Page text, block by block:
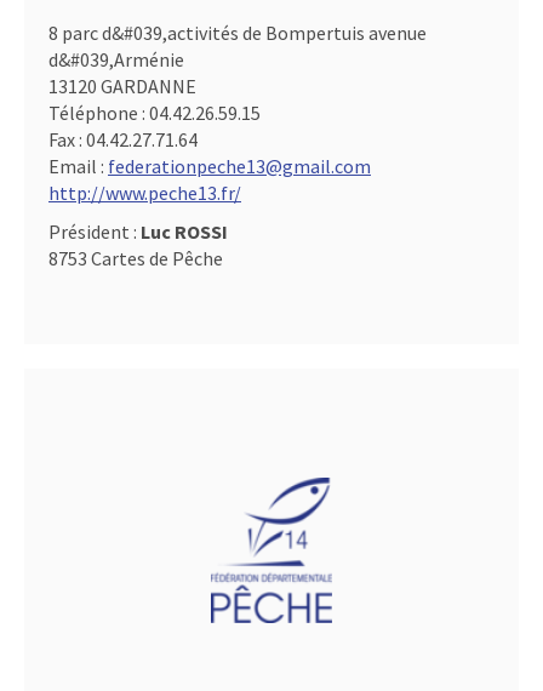
8 parc d&#039,activités de Bompertuis avenue
d&#039,Arménie
13120 GARDANNE
Téléphone : 04.42.26.59.15
Fax : 04.42.27.71.64
Email : federationpeche13@gmail.com
http://www.peche13.fr/
Président : Luc ROSSI
8753 Cartes de Pêche